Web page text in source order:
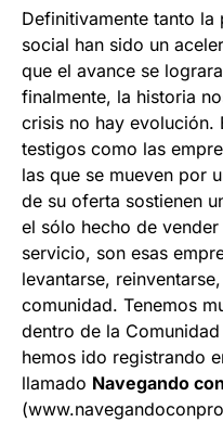
Definitivamente tanto
social han sido un
que el avance se
finalmente, la historia
crisis no hay evolución.
testigos como las
las que se mueven por
de su oferta sostienen
el sólo hecho de
servicio, son esas
levantarse,
comunidad. Tenemos
dentro de la
hemos ido registrando
llamado Navegando